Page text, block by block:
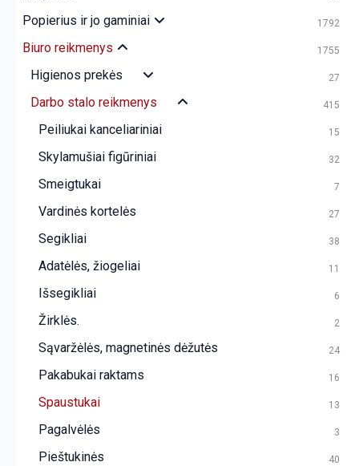
Popierius ir jo gaminiai 1792
Biuro reikmenys 1755
Higienos prekės 27
Darbo stalo reikmenys 415
Peiliukai kanceliariniai 15
Skylamušiai figūriniai 32
Smeigtukai 7
Vardinės kortelės 27
Segikliai 38
Adatėlės, žiogeliai 11
Išsegikliai 6
Žirklės. 2
Sąvaržėlės, magnetinės dėžutės 24
Pakabukai raktams 16
Spaustukai 13
Pagalvėlės 3
Pieštukinės 40